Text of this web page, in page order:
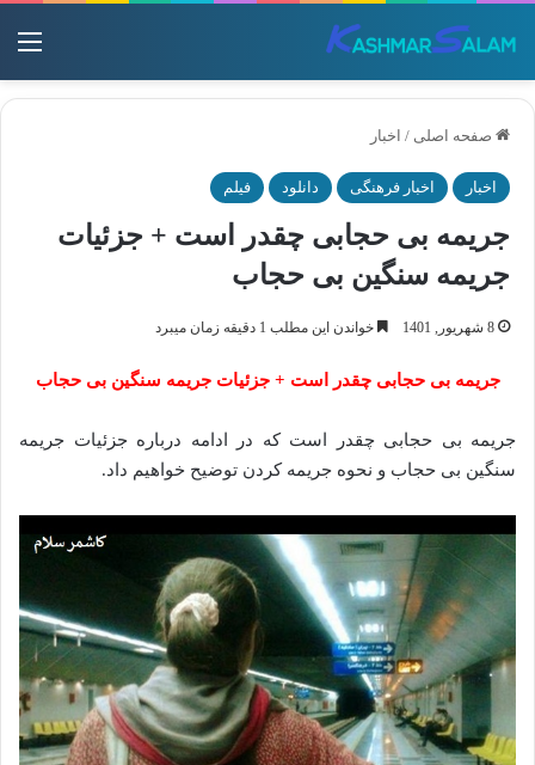
صفحه اصلی / اخبار
اخبار اخبار فرهنگی دانلود فیلم
جریمه بی حجابی چقدر است + جزئیات
جریمه سنگین بی حجاب
8 شهریور, 1401 خواندن این مطلب 1 دقیقه زمان میبرد
جریمه بی حجابی چقدر است + جزئیات جریمه سنگین بی حجاب
جریمه بی حجابی چقدر است که در ادامه درباره جزئیات جریمه
سنگین بی حجاب و نحوه جریمه کردن توضیح خواهیم داد.